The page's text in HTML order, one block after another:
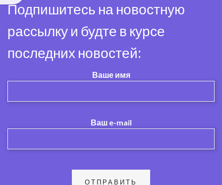
Подпишитесь на новостную
рассылку и будте в курсе
последних новостей:
Ваше имя
Ваш e-mail